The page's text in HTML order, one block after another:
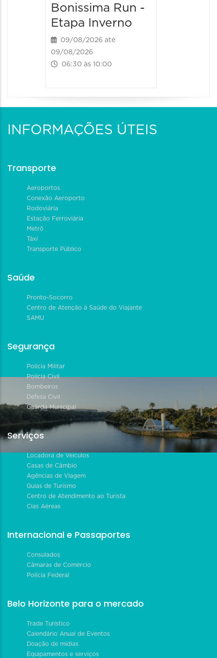
Bonissima Run -
Etapa Inverno
09/08/2026 até
09/08/2026
06:30 às 10:00
INFORMAÇÕES ÚTEIS
Transporte
Aeroportos
Conexão Aeroporto
Rodoviária
Estação Ferroviária
Metrô
Táxi
Transporte Público
Saúde
Pronto-Socorro
Centro de Atenção à Saúde do Viajante
SAMU
Segurança
Polícia Militar
Polícia Civil
Bombeiros
Defesa Civil
Guarda Municipal
Serviços
Locadora de Veículos
Casas de Câmbio
Agências de Viagem
Guias de Turismo
Centro de Atendimento ao Turista
Cias Aéreas
Internacional e Passaportes
Consulados
Câmaras de Comércio
Polícia Federal
Belo Horizonte para o mercado
Trade Turístico
Calendário Anual de Eventos
Doação de mídias
Equipamentos e serviços